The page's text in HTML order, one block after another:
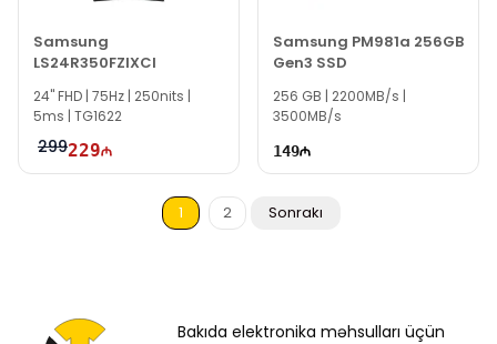
Samsung
LS24R350FZIXCI
24'' FHD | 75Hz | 250nits |
5ms | TG1622
299229
Samsung PM981a 256GB
Gen3 SSD
256 GB | 2200MB/s |
3500MB/s
149
1 2 Sonrakı
Bakıda elektronika məhsulları üçün